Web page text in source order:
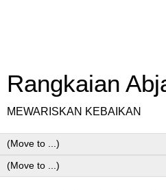
Rangkaian
MEWARISKAN KEBAIKAN